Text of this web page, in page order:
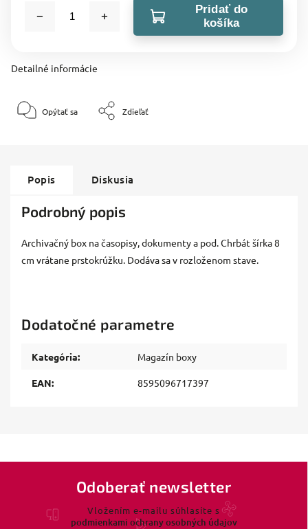
Pridať do
košíka
Detailné informácie
Opýtať sa Zdieľať
Popis Diskusia
Podrobný popis
Archivačný box na časopisy, dokumenty a pod. Chrbát šírka 8
cm vrátane prstokrúžku. Dodáva sa v rozloženom stave.
Dodatočné parametre
Kategória: Magazín boxy
EAN: 8595096717397
Odoberať newsletter
Vložením e-mailu súhlasíte s
podmienkami ochrany osobných údajov